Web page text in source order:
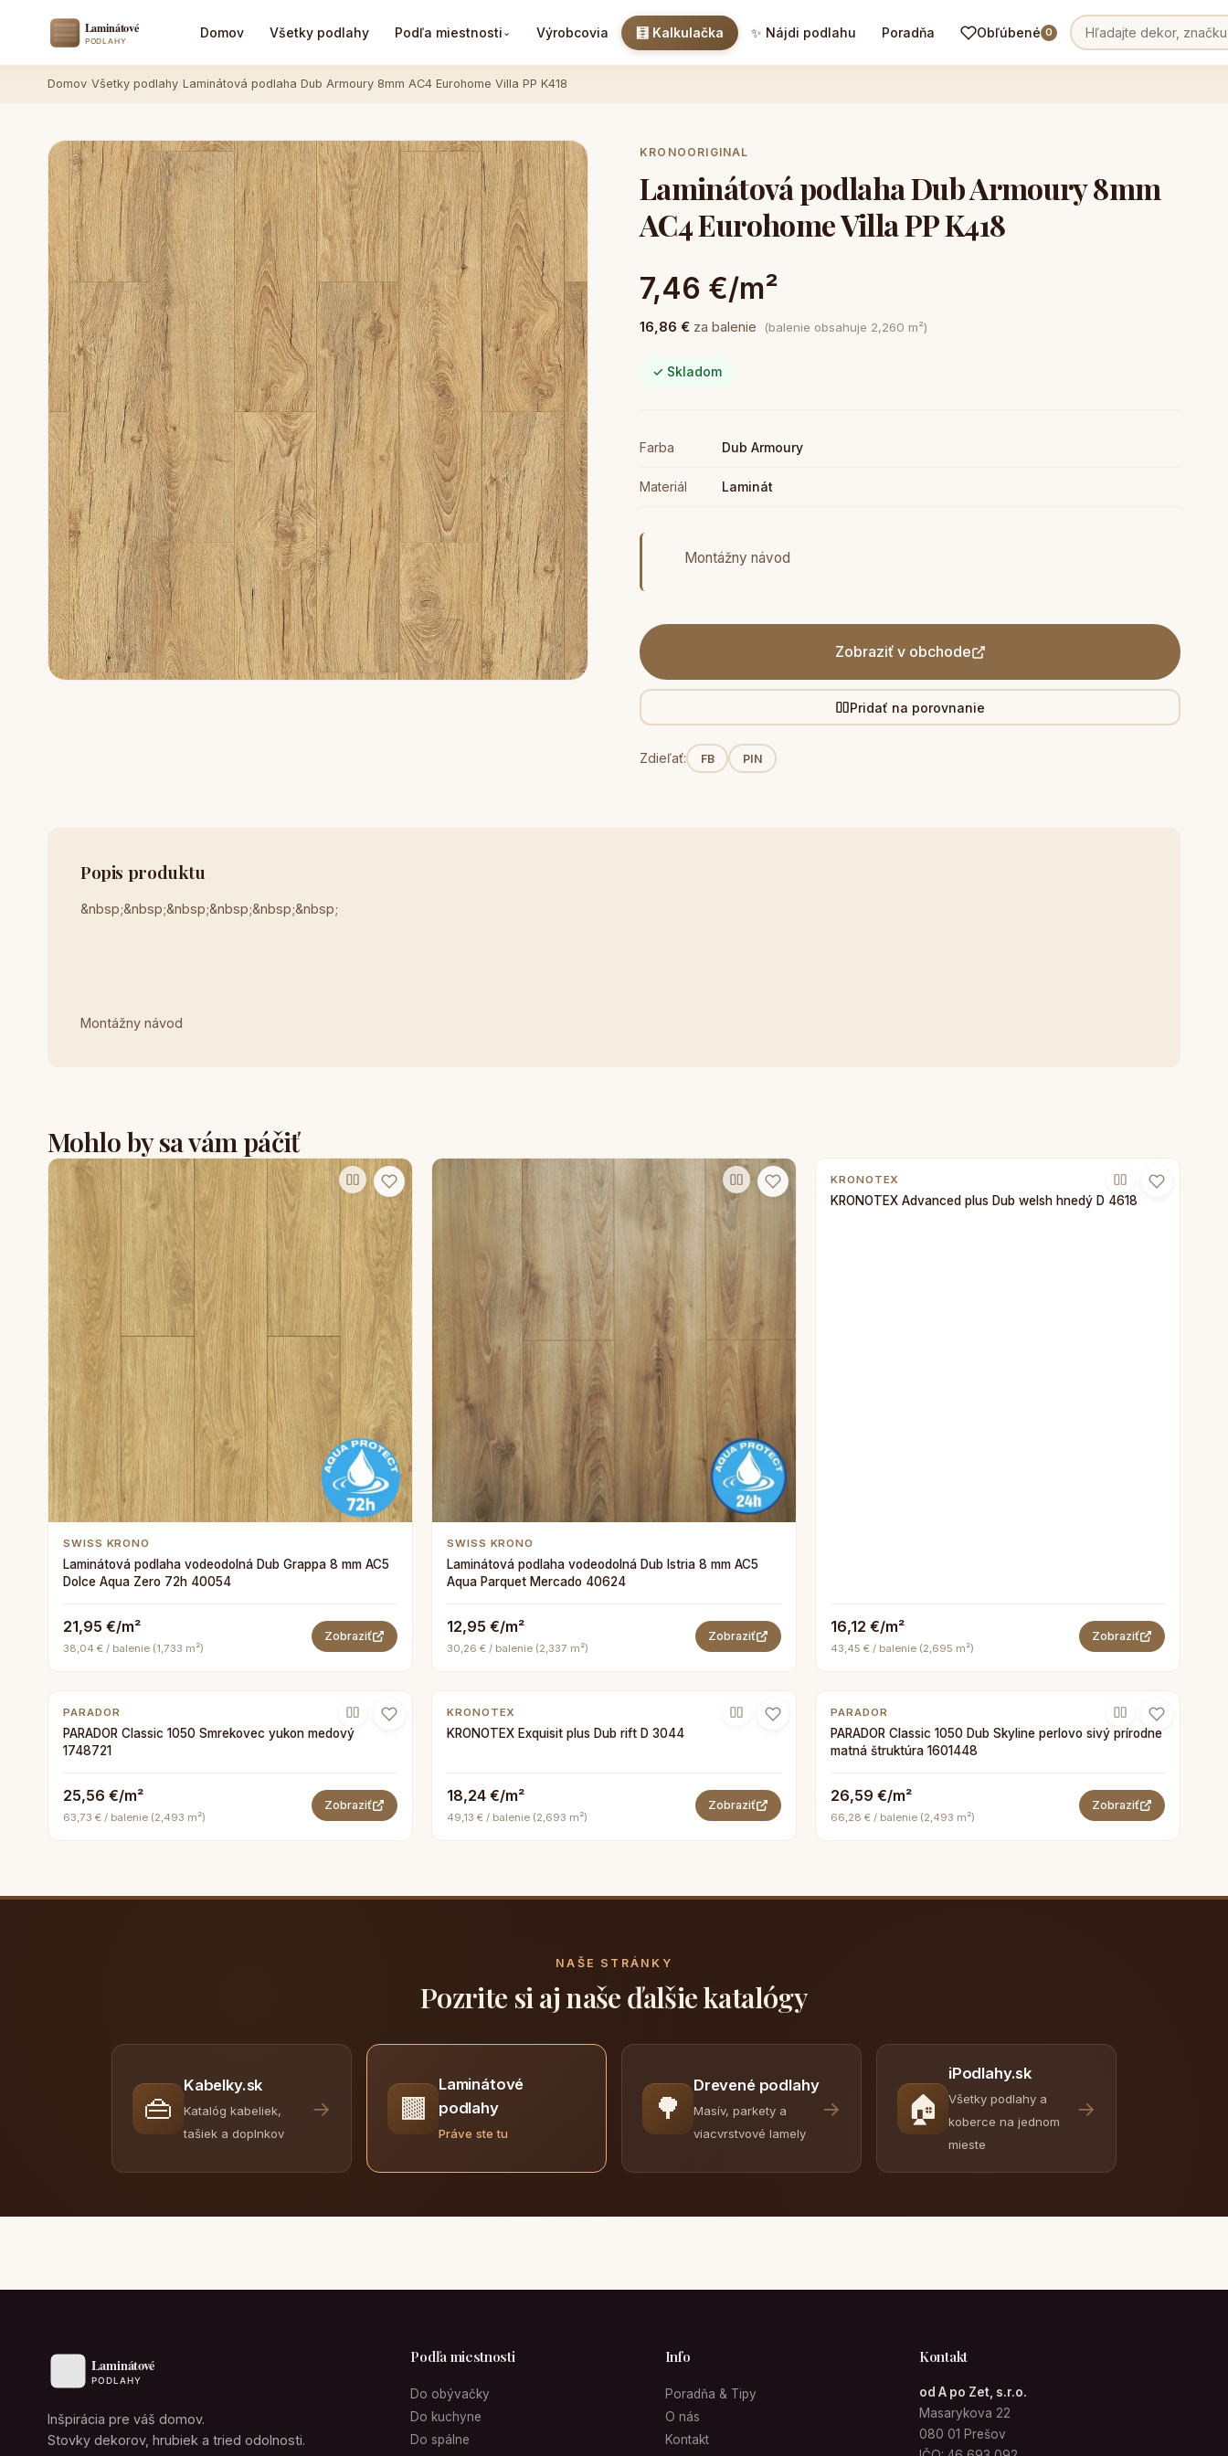
Domov Všetky podlahy Podľa miestnosti ⌄ Výrobcovia 🧮 Kalkulačka ✨ Nájdi podlahu Poradňa Obľúbené 0
Domov Všetky podlahy Laminátová podlaha Dub Armoury 8mm AC4 Eurohome Villa PP K418
KRONOORIGINAL
Laminátová podlaha Dub Armoury 8mm
AC4 Eurohome Villa PP K418
7,46 €/m²
16,86 € za balenie (balenie obsahuje 2,260 m²)
✓ Skladom
Farba Dub Armoury
Materiál Laminát
Montážny návod
Zobraziť v obchode
Pridať na porovnanie
Zdieľať: FB PIN
Popis produktu
&nbsp;&nbsp;&nbsp;&nbsp;&nbsp;&nbsp;
Montážny návod
Mohlo by sa vám páčiť
SWISS KRONO
Laminátová podlaha vodeodolná Dub Grappa 8 mm AC5
Dolce Aqua Zero 72h 40054
21,95 €/m²
38,04 € / balenie (1,733 m²)
Zobraziť
SWISS KRONO
Laminátová podlaha vodeodolná Dub Istria 8 mm AC5
Aqua Parquet Mercado 40624
12,95 €/m²
30,26 € / balenie (2,337 m²)
Zobraziť
KRONOTEX
KRONOTEX Advanced plus Dub welsh hnedý D 4618
16,12 €/m²
43,45 € / balenie (2,695 m²)
Zobraziť
PARADOR
PARADOR Classic 1050 Smrekovec yukon medový
1748721
25,56 €/m²
63,73 € / balenie (2,493 m²)
Zobraziť
KRONOTEX
KRONOTEX Exquisit plus Dub rift D 3044
18,24 €/m²
49,13 € / balenie (2,693 m²)
Zobraziť
PARADOR
PARADOR Classic 1050 Dub Skyline perlovo sivý prírodne
matná štruktúra 1601448
26,59 €/m²
66,28 € / balenie (2,493 m²)
Zobraziť
NAŠE STRÁNKY
Pozrite si aj naše ďalšie katalógy
👜
Kabelky.sk
Katalóg kabeliek,
tašiek a doplnkov
→ 🟫
Laminátové
podlahy
Práve ste tu
🌳
Drevené podlahy
Masív, parkety a
viacvrstvové lamely
→ 🏠
iPodlahy.sk
Všetky podlahy a
koberce na jednom
mieste
→
Inšpirácia pre váš domov.
Stovky dekorov, hrubiek a tried odolnosti.
Podľa miestnosti
Do obývačky
Do kuchyne
Do spálne
Info
Poradňa & Tipy
O nás
Kontakt
Kontakt
od A po Zet, s.r.o.
Masarykova 22
080 01 Prešov